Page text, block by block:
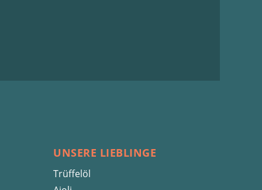
UNSERE LIEBLINGE
Trüffelöl